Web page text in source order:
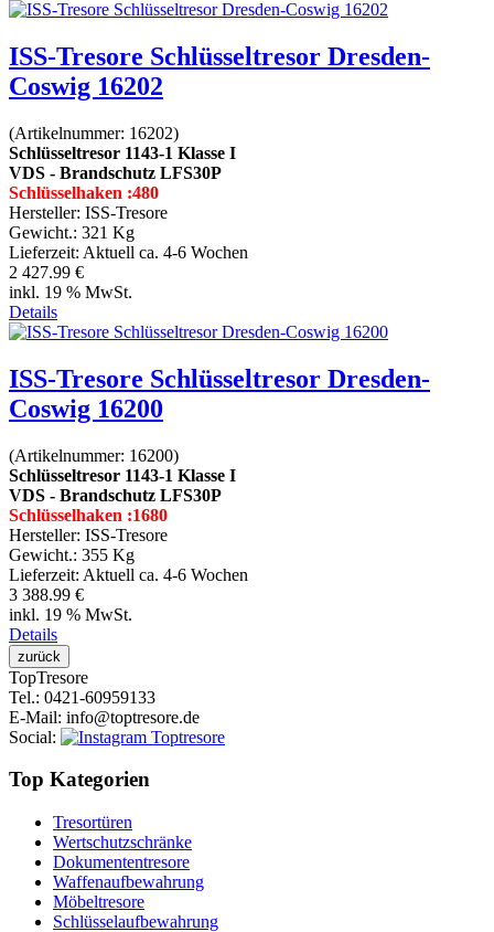
ISS-Tresore Schlüsseltresor Dresden-
Coswig 16202
(Artikelnummer: 16202)
Schlüsseltresor 1143-1 Klasse I
VDS - Brandschutz LFS30P
Schlüsselhaken :480
Hersteller: ISS-Tresore
Gewicht.: 321 Kg
Lieferzeit: Aktuell ca. 4-6 Wochen
2 427.99 €
inkl. 19 % MwSt.
Details
ISS-Tresore Schlüsseltresor Dresden-
Coswig 16200
(Artikelnummer: 16200)
Schlüsseltresor 1143-1 Klasse I
VDS - Brandschutz LFS30P
Schlüsselhaken :1680
Hersteller: ISS-Tresore
Gewicht.: 355 Kg
Lieferzeit: Aktuell ca. 4-6 Wochen
3 388.99 €
inkl. 19 % MwSt.
Details
TopTresore
Tel.: 0421-60959133
E-Mail: info@toptresore.de
Social:
Top Kategorien
Tresortüren
Wertschutzschränke
Dokumententresore
Waffenaufbewahrung
Möbeltresore
Schlüsselaufbewahrung